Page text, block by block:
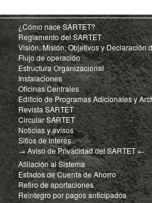
¿Cómo nace SARTET?
Reglamento del SARTET
Visión, Misión, Objetivos y Declaración
Flujo de operación
Estructura Organizacional
Instalaciones
Oficinas Centrales
Edificio de Programas Adicionales y
Revista SARTET
Circular SARTET
Noticias y avisos
Sitios de interés
→ Aviso de Privacidad del SARTET ←
Afiliación al Sistema
Estados de Cuenta de Ahorro
Retiro de aportaciones
Reintegro por pagos anticipados